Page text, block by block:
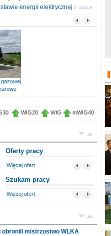
energii elektrycznej 2 opinie
WIG20 WIG mWIG40
Oferty pracy
Więcej ofert
Szukam pracy
Więcej ofert
mistrzostwo WLKA